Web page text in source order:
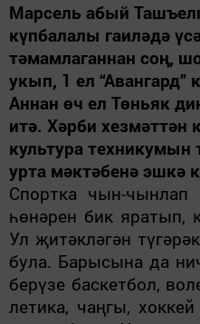
Марсель абый
күпбалалы гаиләдә
тәмамлаганнан соң,
укып, 1 ел
Аннан өч ел Төньяк
итә. Хәрби хезмәттән
культура
урта мәктәбенә эшкә
Спортка чын-
һөнәрен бик яра­тып,
Ул җитәкләгән
була. Барысына да
берүзе ба­скетбол,
летика, чаңгы,